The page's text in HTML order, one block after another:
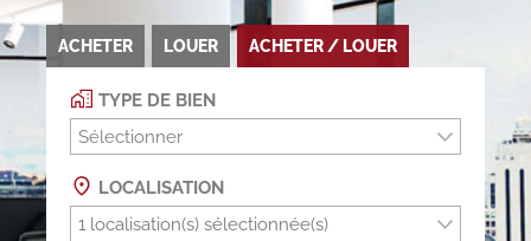
ACHETER LOUER ACHETER / LOUER
TYPE DE BIEN
Sélectionner
LOCALISATION